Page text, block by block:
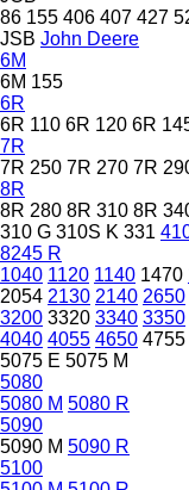
86 155 406 407 427
JSB John Deere
6M
6M 155
6R
6R 110 6R 120 6R
7R
7R 250 7R 270 7R
8R
8R 280 8R 310 8R
310 G 310S K 331
8245 R
1040 1120 1140 1470
2054 2130 2140 2650
3200 3320 3340 3350
4040 4055 4650 4755
5075 E 5075 M
5080
5080 M 5080 R
5090
5090 M 5090 R
5100